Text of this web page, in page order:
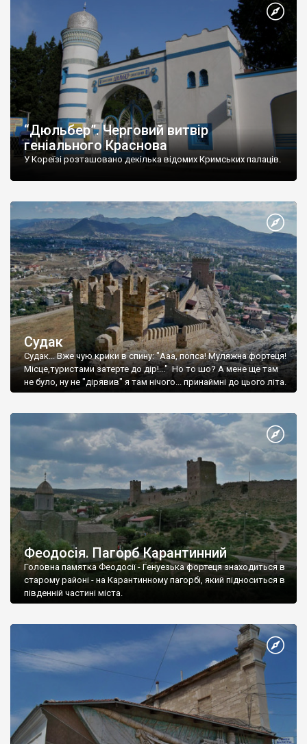
“Дюльбер”. Черговий витвір
геніального Краснова
У Кореїзі розташовано декілька відомих Кримських палаців.
Судак
Судак... Вже чую крики в спину: "Ааа, попса! Муляжна фортеця!
Місце,туристами затерте до дір!..." Но то шо? А мене ще там
не було, ну не "дірявив" я там нічого... принаймні до цього літа.
Феодосія. Пагорб Карантинний
Головна памятка Феодосії - Генуезька фортеця знаходиться в
старому районі - на Карантинному пагорбі, який підноситься в
південній частині міста.